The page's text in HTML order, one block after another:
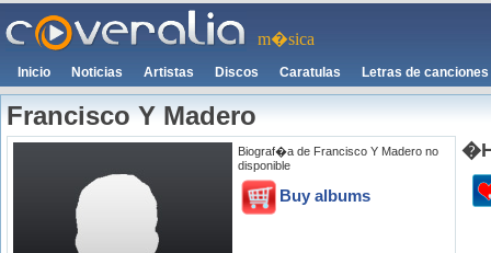
m�sica
Inicio Noticias Artistas Discos Caratulas Letras de canciones
Francisco Y Madero
Biograf�a de Francisco Y Madero no
disponible
Buy albums